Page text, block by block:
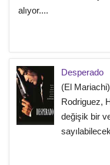
alıyor....
Desperado
(El
Rodriguez,
değişik bir